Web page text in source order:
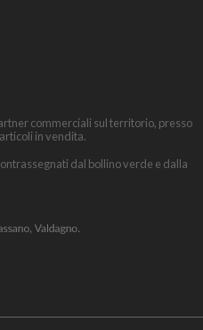
commerciali sul territorio, presso
in vendita.
dal bollino verde e dalla